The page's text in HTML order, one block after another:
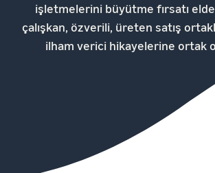
işletmelerini büyütme fırsatı
çalışkan, özverili, üreten satış
ilham verici hikayelerine ortak